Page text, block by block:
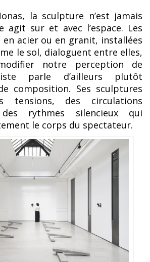
la sculpture n’est jamais
agit sur et avec l’espace. Les
en acier ou en granit, installées
le sol, dialoguent entre elles,
notre perception de
parle d’ailleurs plutôt
composition. Ses sculptures
tensions, des circulations
rythmes silencieux qui
le corps du spectateur.